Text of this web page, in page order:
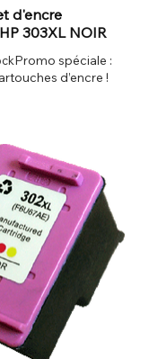
d'encre
303XL NOIR
Promo spéciale :
d’encre !